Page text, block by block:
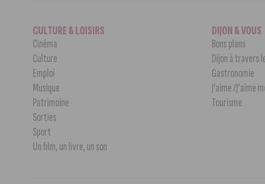
CULTURE & LOISIRS
Cinéma
Culture
Emploi
Musique
Patrimoine
Sorties
Sport
Un film, un livre, un son
DIJON & VOUS
Bons plans
Dijon à travers
Gastronomie
J’aime /J’aime
Tourisme